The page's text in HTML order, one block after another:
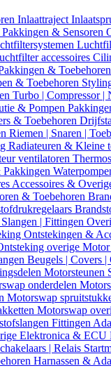
Inlaattraject
Pakkingen & Sensoren
accessoires
& Toebehoren
& Toebehoren
Turbo | Compressor |
& Pompen
& Toebehoren
Riemen | Snaren |
Radiateuren & Kleine
ventilatoren
Pakkingen
Accessoires &
& Toebehoren
| Fittingen
Ontstekingen &
overige
Beugels | Covers |
Motorsteunen
onderdelen
Motorswap
Motorswap
Fittingen
Elektronica & ECU
| Relais
Harnassen &